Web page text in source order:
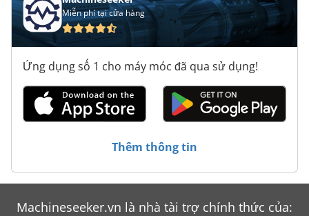
Miễn phí tại cửa hàng
Ứng dụng số 1 cho máy móc đã qua sử dụng!
Thêm thông tin
Machineseeker.vn là nhà tài trợ chính thức của: